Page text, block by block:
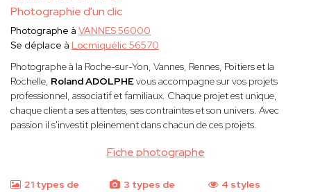
Photographie d'un clic
Fiche photographe
Photographe à VANNES 56000
Se déplace à Locmiquélic 56570
Photographe à la Roche-sur-Yon, Vannes, Rennes, Poitiers et la
Rochelle, Roland ADOLPHEvous accompagne sur vos projets
professionnel, associatif et familiaux. Chaque projet est unique,
chaque client a ses attentes, ses contraintes et son univers. Avec
passion il s'investit pleinement dans chacun de ces projets.
21 types de
3 types de
4 styles